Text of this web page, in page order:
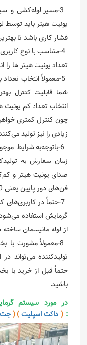
3-مسیر لوله‌کشی و
یونیت هیتر باید
فشار کاری باشد تا
4-متناسب با نوع
تعداد یونیت هیتر ها را
5-معمولاً انتخاب
شما قابلیت کنترل
انتخاب تعداد کم یونیت
چون کنترل کمتری
زیادی را نیز تولید
6-باتوجه‌به شرایط
زمان سفارش به
صدای یونیت هیتر و
فن‌های دور پایین یعنی 900 دور استفاده کنید.
7-حتماً در کاربری‌های
گرمایش استفاده
از لوله مانیسمان
8-معمولاً مشورت با
تولیدکننده می‌تواند
حتماً قبل از خرید
باشید.
در مورد سیستم
:
( داکت اسپلیت) (جت